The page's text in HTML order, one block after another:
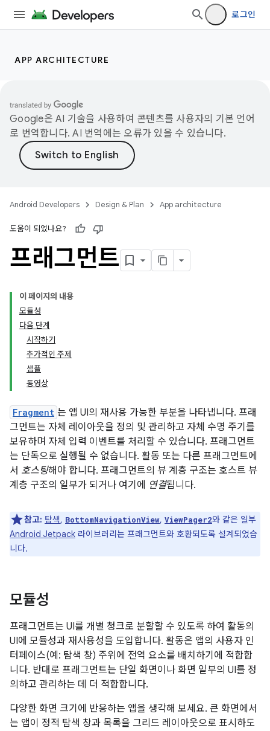
로그인
APP ARCHITECTURE
Google은 AI 기술을 사용하여 콘텐츠를 사용자의 기본 언어
로 번역합니다. AI 번역에는 오류가 있을 수 있습니다.
Android Developers Design & Plan App architecture
도움이 되었나요?
프래그먼트
이 페이지의 내용
모듈성
다음 단계
시작하기
추가적인 주제
샘플
동영상
Fragment 는 앱 UI의 재사용 가능한 부분을 나타냅니다. 프래
그먼트는 자체 레이아웃을 정의 및 관리하고 자체 수명 주기를
보유하며 자체 입력 이벤트를 처리할 수 있습니다. 프래그먼트
는 단독으로 실행될 수 없습니다. 활동 또는 다른 프래그먼트에
서 호스팅해야 합니다. 프래그먼트의 뷰 계층 구조는 호스트 뷰
계층 구조의 일부가 되거나 여기에 연결됩니다.
참고: 탐색, BottomNavigationView, ViewPager2와 같은 일부
Android Jetpack 라이브러리는 프래그먼트와 호환되도록 설계되었습
니다.
모듈성
프래그먼트는 UI를 개별 청크로 분할할 수 있도록 하여 활동의
UI에 모듈성과 재사용성을 도입합니다. 활동은 앱의 사용자 인
터페이스(예: 탐색 창) 주위에 전역 요소를 배치하기에 적합합
니다. 반대로 프래그먼트는 단일 화면이나 화면 일부의 UI를 정
의하고 관리하는 데 더 적합합니다.
다양한 화면 크기에 반응하는 앱을 생각해 보세요. 큰 화면에서
는 앱이 정적 탐색 창과 목록을 그리드 레이아웃으로 표시하도